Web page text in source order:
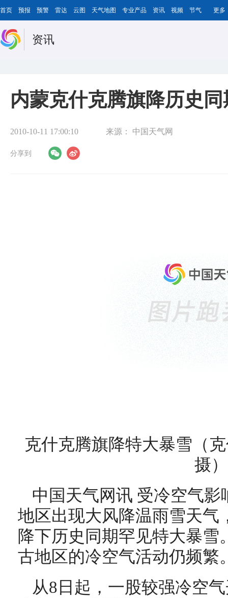
首页 预报 预警 雷达 云图 天气地图 专业产品 资讯 视频 节气 更多
资讯
内蒙克什克腾旗降历史
2010-10-11 17:00:10 来源： 中国天气网
分享到
克什克腾旗降特大暴雪（
摄）
中国天气网讯 受冷空气
地区出现大风降温雨雪天气
降下历史同期罕见特大暴
古地区的冷空气活动仍频繁
从8日起，一股较强冷空